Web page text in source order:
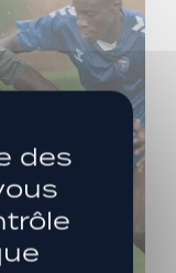
des